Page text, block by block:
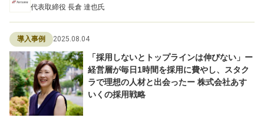
代表取締役 長倉 達也氏
導入事例 2025.08.04
「採用しないとトップラインは伸びない」ー
経営層が毎日1時間を採用に費やし、スタク
ラで理想の人材と出会ったー 株式会社あす
いくの採用戦略